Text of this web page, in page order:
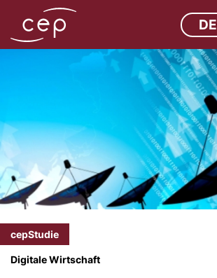
DE
cepStudie
Digitale Wirtschaft